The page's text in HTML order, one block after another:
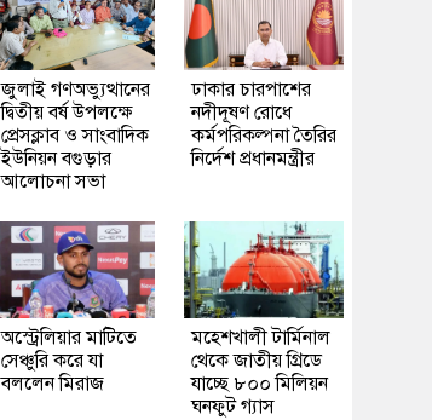
জুলাই গণঅভ্যুত্থানের
দ্বিতীয় বর্ষ উপলক্ষে
প্রেসক্লাব ও সাংবাদিক
ইউনিয়ন বগুড়ার
আলোচনা সভা
ঢাকার চারপাশের
নদীদূষণ রোধে
কর্মপরিকল্পনা তৈরির
নির্দেশ প্রধানমন্ত্রীর
অস্ট্রেলিয়ার মাটিতে
সেঞ্চুরি করে যা
বললেন মিরাজ
মহেশখালী টার্মিনাল
থেকে জাতীয় গ্রিডে
যাচ্ছে ৮০০ মিলিয়ন
ঘনফুট গ্যাস